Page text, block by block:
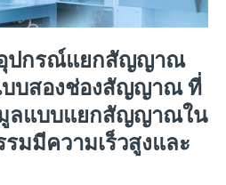
ปกรณ์แยกสัญญาณ
บสองช่องสัญญาณ ที่
ลแบบแยกสัญญาณใน
มมีความเร็วสูงและ